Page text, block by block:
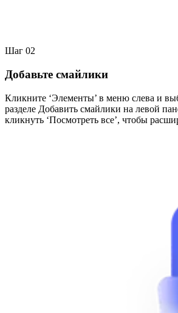
Шаг 02
Добавьте смайлики
Кликните ‘Элементы’ в меню слева и
разделе Добавить смайлики на левой
кликнуть ‘Посмотреть все’, чтобы